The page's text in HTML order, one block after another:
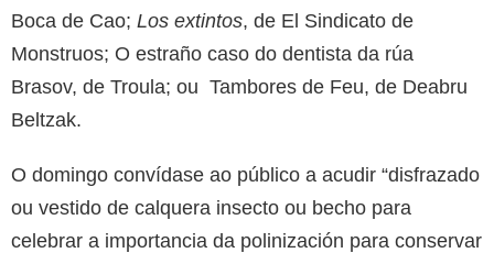
Boca de Cao; Los extintos, de El Sindicato de
Monstruos; O estraño caso do dentista da rúa
Brasov, de Troula; ou Tambores de Feu, de Deabru
Beltzak.
O domingo convídase ao público a acudir “disfrazado
ou vestido de calquera insecto ou becho para
celebrar a importancia da polinización para conservar